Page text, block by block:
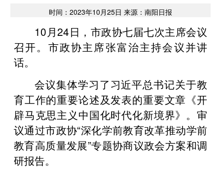
时间：2023年10月25日 来源：南阳日报
10月24日，市政协七届七次主席会议
召开。市政协主席张富治主持会议并讲
话。
会议集体学习了习近平总书记关于教
育工作的重要论述及发表的重要文章《开
辟马克思主义中国化时代化新境界》。审
议通过市政协“深化学前教育改革推动学前
教育高质量发展”专题协商议政会方案和调
研报告。